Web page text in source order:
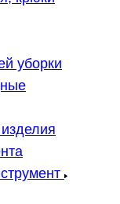
уборки